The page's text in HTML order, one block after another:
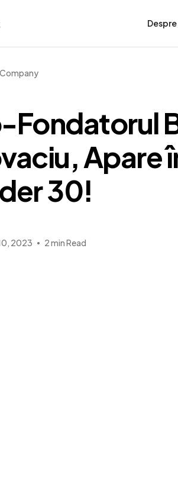
Despre
Company
Fondatorul
Apare
30!
2023 2 min Read